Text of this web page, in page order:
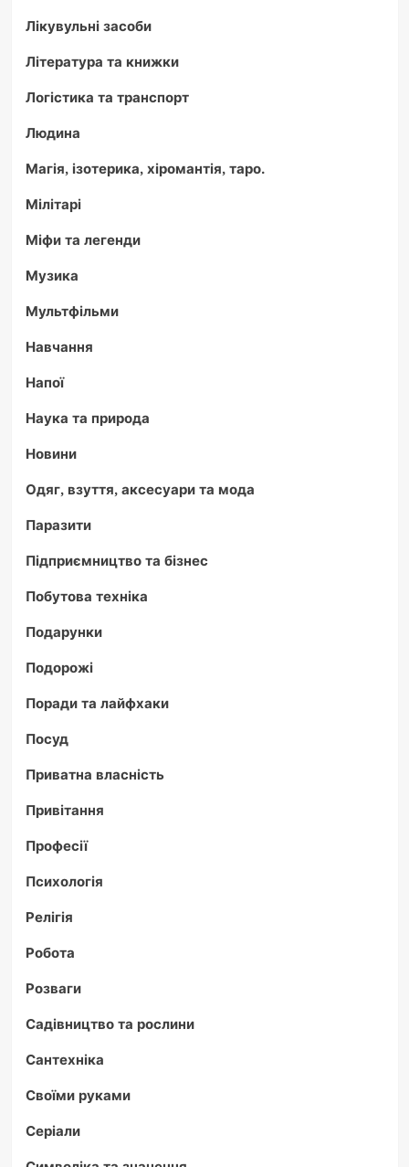
Лікувульні засоби
Література та книжки
Логістика та транспорт
Людина
Магія, ізотерика, хіромантія, таро.
Мілітарі
Міфи та легенди
Музика
Мультфільми
Навчання
Напої
Наука та природа
Новини
Одяг, взуття, аксесуари та мода
Паразити
Підприємництво та бізнес
Побутова техніка
Подарунки
Подорожі
Поради та лайфхаки
Посуд
Приватна власність
Привітання
Професії
Психологія
Релігія
Робота
Розваги
Садівництво та рослини
Сантехніка
Своїми руками
Серіали